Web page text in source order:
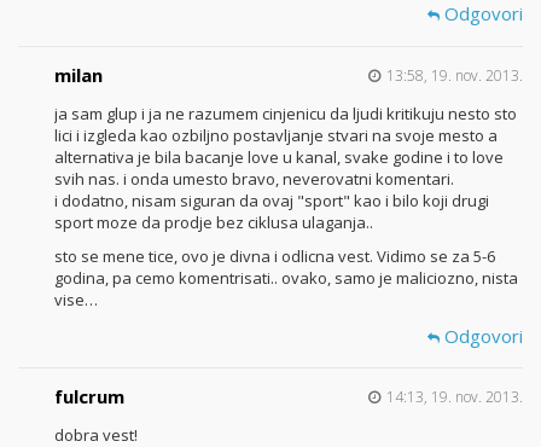
Odgovori
milan 13:58, 19. nov. 2013.
ja sam glup i ja ne razumem cinjenicu da ljudi kritikuju nesto sto
lici i izgleda kao ozbiljno postavljanje stvari na svoje mesto a
alternativa je bila bacanje love u kanal, svake godine i to love
svih nas. i onda umesto bravo, neverovatni komentari.
i dodatno, nisam siguran da ovaj "sport" kao i bilo koji drugi
sport moze da prodje bez ciklusa ulaganja..
sto se mene tice, ovo je divna i odlicna vest. Vidimo se za 5-6
godina, pa cemo komentrisati.. ovako, samo je maliciozno, nista
vise…
Odgovori
fulcrum 14:13, 19. nov. 2013.
dobra vest!